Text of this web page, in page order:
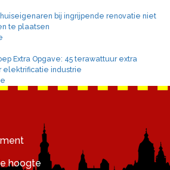
bij ingrijpende renovatie niet
te plaatsen
Extra Opgave: 45 terawattuur extra
elektrificatie industrie
hoogte